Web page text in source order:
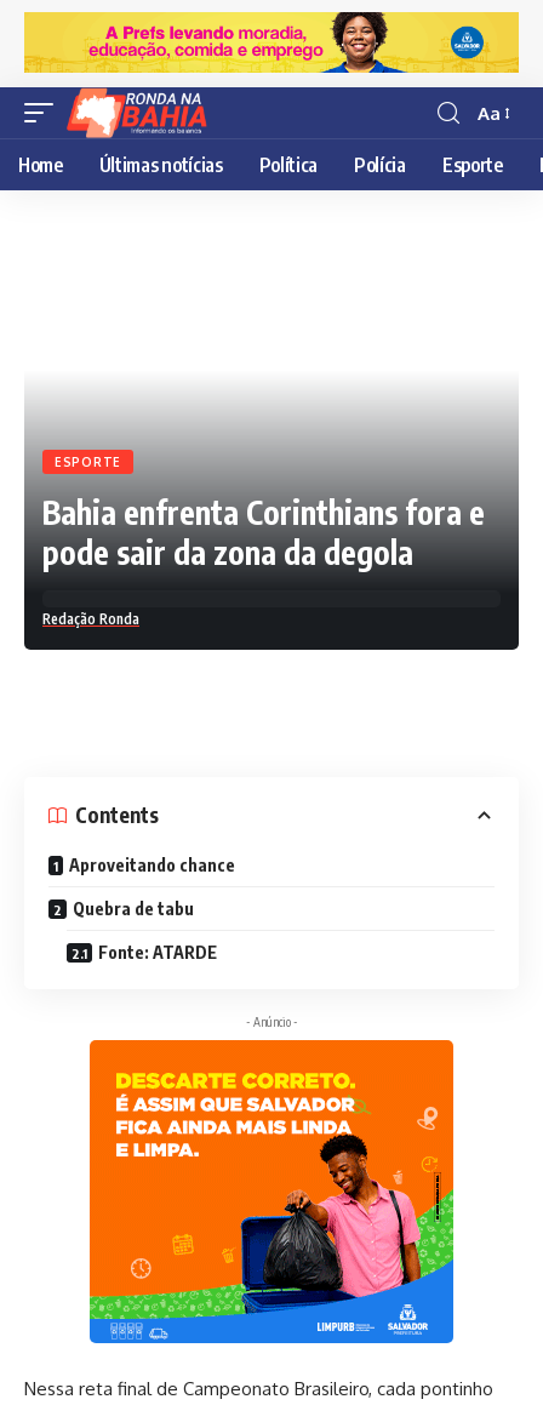
Resisor
de
fonte
Aa
Home Últimas notícias Política Polícia Esporte
ESPORTE
Bahia enfrenta Corinthians fora e
pode sair da zona da degola
Redação Ronda
Contents
Aproveitando chance
Quebra de tabu
Fonte: ATARDE
- Anúncio -
Nessa reta final de Campeonato Brasileiro, cada pontinho